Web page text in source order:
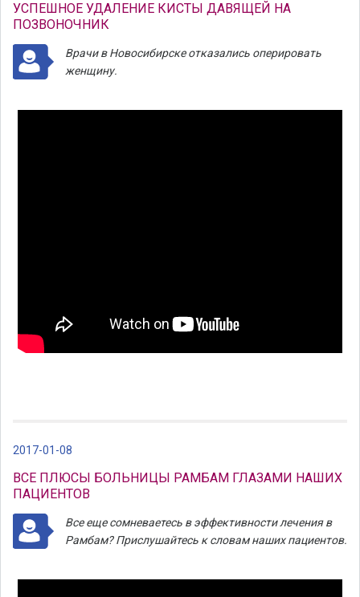
УСПЕШНОЕ УДАЛЕНИЕ КИСТЫ ДАВЯЩЕЙ НА
ПОЗВОНОЧНИК
Врачи в Новосибирске отказались оперировать
женщину.
2017-01-08
ВСЕ ПЛЮСЫ БОЛЬНИЦЫ РАМБАМ ГЛАЗАМИ НАШИХ
ПАЦИЕНТОВ
Все еще сомневаетесь в эффективности лечения в
Рамбам? Прислушайтесь к словам наших пациентов.